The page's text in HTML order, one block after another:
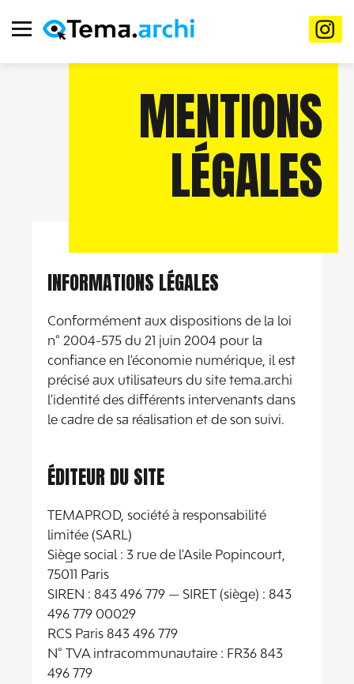
MENTIONS
LÉGALES
INFORMATIONS LÉGALES
Conformément aux dispositions de la loi
n° 2004-575 du 21 juin 2004 pour la
confiance en l'économie numérique, il est
précisé aux utilisateurs du site tema.archi
l'identité des différents intervenants dans
le cadre de sa réalisation et de son suivi.
ÉDITEUR DU SITE
TEMAPROD, société à responsabilité
limitée (SARL)
Siège social : 3 rue de l'Asile Popincourt,
75011 Paris
SIREN : 843 496 779 — SIRET (siège) : 843
496 779 00029
RCS Paris 843 496 779
N° TVA intracommunautaire : FR36 843
496 779